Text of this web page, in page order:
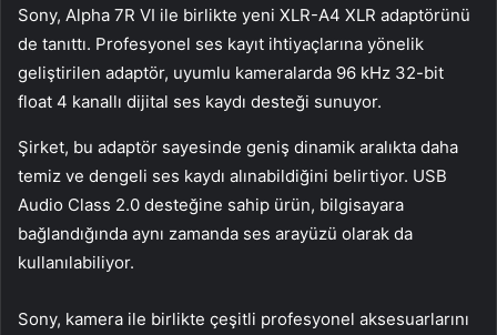
Sony, Alpha 7R VI ile birlikte yeni XLR-A4 XLR adaptörünü
de tanıttı. Profesyonel ses kayıt ihtiyaçlarına yönelik
geliştirilen adaptör, uyumlu kameralarda 96 kHz 32-bit
float 4 kanallı dijital ses kaydı desteği sunuyor.
Şirket, bu adaptör sayesinde geniş dinamik aralıkta daha
temiz ve dengeli ses kaydı alınabildiğini belirtiyor. USB
Audio Class 2.0 desteğine sahip ürün, bilgisayara
bağlandığında aynı zamanda ses arayüzü olarak da
kullanılabiliyor.
Sony, kamera ile birlikte çeşitli profesyonel aksesuarlarını